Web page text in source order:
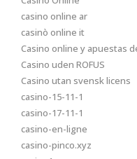
casino online ar
casinò online it
Casino online y apuestas
Casino uden ROFUS
Casino utan svensk licens
casino-15-11-1
casino-17-11-1
casino-en-ligne
casino-pinco.xyz